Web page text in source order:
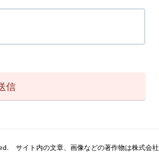
サイト内の文章、画像などの著作物は株式会社